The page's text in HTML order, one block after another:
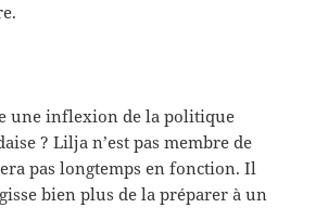
une inflexion de la politique
? Lilja n’est pas membre de
pas longtemps en fonction. Il
bien plus de la préparer à un